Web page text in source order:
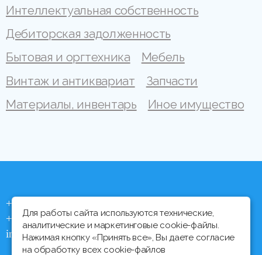
Интеллектуальная собственность
Дебиторская задолженность
Бытовая и оргтехника
Мебель
Винтаж и антиквариат
Запчасти
Материалы, инвентарь
Иное имущество
+375 (44) 704 92 06
+375 (17) 373 21 33
info@ipmtorgi.by
Для работы сайта используются технические,
аналитические и маркетинговые cookie-файлы.
Нажимая кнопку «Принять все», Вы даете согласие
на обработку всех cookie-файлов